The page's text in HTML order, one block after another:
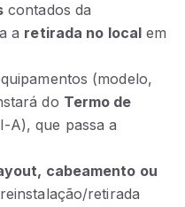
contados da
a retirada no local em
(modelo,
do Termo de
que passa a
cabeamento ou
retirada